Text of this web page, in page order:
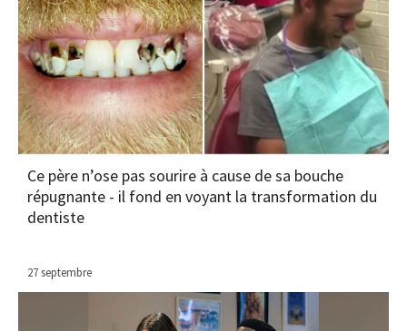
Ce père n’ose pas sourire à cause de sa bouche
répugnante - il fond en voyant la transformation du
dentiste
27 septembre